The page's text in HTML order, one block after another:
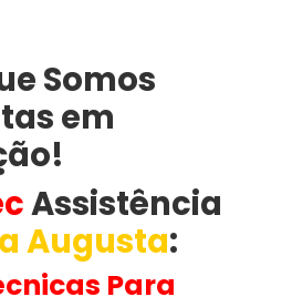
Somos
em
Assistência
Augusta​:
Para